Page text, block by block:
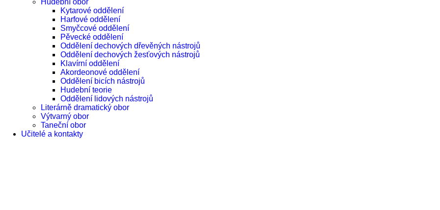
Hudební obor
Kytarové oddělení
Harfové oddělení
Smyčcové oddělení
Pěvecké oddělení
Oddělení dechových dřevěných nástrojů
Oddělení dechových žesťových nástrojů
Klavírní oddělení
Akordeonové oddělení
Oddělení bicích nástrojů
Hudební teorie
Oddělení lidových nástrojů
Literárně dramatický obor
Výtvarný obor
Taneční obor
Učitelé a kontakty